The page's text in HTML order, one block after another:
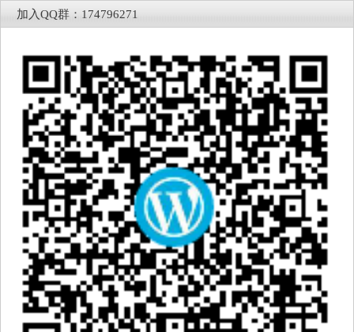
加入QQ群：174796271